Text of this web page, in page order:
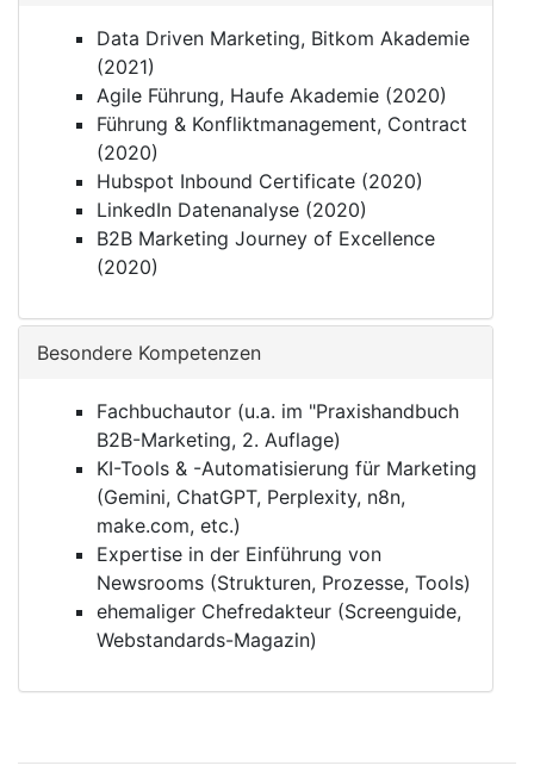
Data Driven Marketing, Bitkom Akademie
(2021)
Agile Führung, Haufe Akademie (2020)
Führung & Konfliktmanagement, Contract
(2020)
Hubspot Inbound Certificate (2020)
LinkedIn Datenanalyse (2020)
B2B Marketing Journey of Excellence
(2020)
Besondere Kompetenzen
Fachbuchautor (u.a. im "Praxishandbuch
B2B-Marketing, 2. Auflage)
KI-Tools & -Automatisierung für Marketing
(Gemini, ChatGPT, Perplexity, n8n,
make.com, etc.)
Expertise in der Einführung von
Newsrooms (Strukturen, Prozesse, Tools)
ehemaliger Chefredakteur (Screenguide,
Webstandards-Magazin)